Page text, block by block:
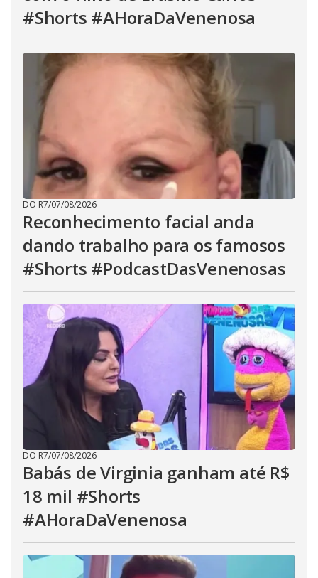
#Shorts #AHoraDaVenenosa
DO R7/07/08/2026
Reconhecimento facial anda
dando trabalho para os famosos
#Shorts #PodcastDasVenenosas
DO R7/07/08/2026
Babás de Virginia ganham até R$
18 mil #Shorts
#AHoraDaVenenosa